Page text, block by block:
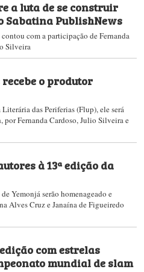
a luta de se construir
PublishNews
com a participação de Fernanda
Silveira
o produtor
das Periferias (Flup), ele será
por Fernanda Cardoso, Julio Silveira e
à 13ª edição da
Yemonjá serão homenageado e
Alves Cruz e Janaína de Figueiredo
com estrelas
mundial de slam